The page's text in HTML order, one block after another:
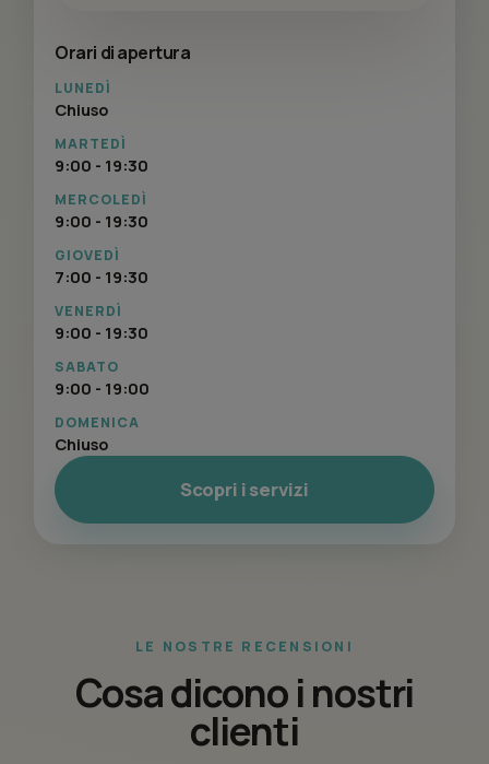
Orari di apertura
LUNEDÌ
Chiuso
MARTEDÌ
9:00 - 19:30
MERCOLEDÌ
9:00 - 19:30
GIOVEDÌ
7:00 - 19:30
VENERDÌ
9:00 - 19:30
SABATO
9:00 - 19:00
DOMENICA
Chiuso
Scopri i servizi
LE NOSTRE RECENSIONI
Cosa dicono i nostri
clienti